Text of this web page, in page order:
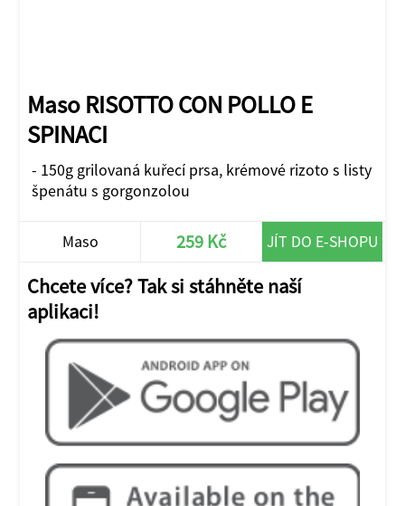
Maso RISOTTO CON POLLO E
SPINACI
- 150g grilovaná kuřecí prsa, krémové rizoto s listy
špenátu s gorgonzolou
Maso 259 Kč JÍT DO E-SHOPU
Chcete více? Tak si stáhněte naší
aplikaci!